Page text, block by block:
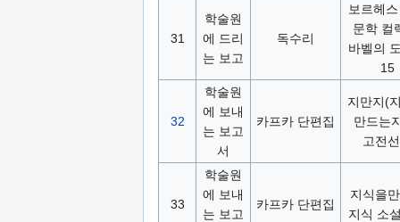
31
학술원
에 드리
는 보고
독수리
보르헤
문학 컬
바벨의
15
32
학술원
에 보내
는 보고
서
카프카 단편집
지만지(
만드는
고전
33
학술원
에 보내
는 보고
카프카 단편집
지식을
지식 소